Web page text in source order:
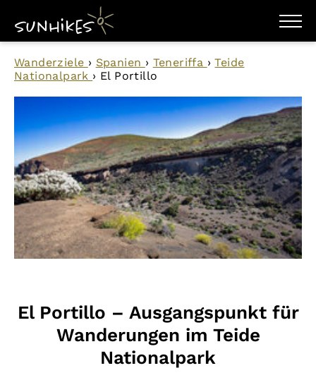
WANDERZIELE
WANDERUNGEN
ENTDECKEN
MAGAZIN
Wanderziele › Spanien › Teneriffa › Teide
Nationalpark › El Portillo
El Portillo – Ausgangspunkt für
Wanderungen im Teide
Nationalpark